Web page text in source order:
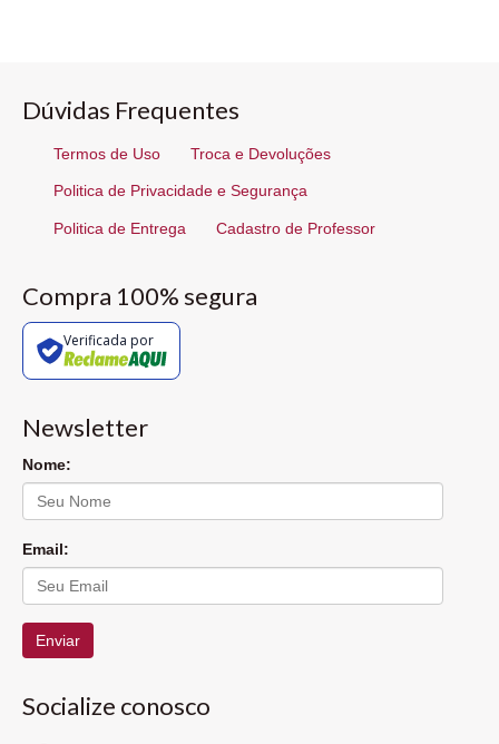
Dúvidas Frequentes
Termos de Uso Troca e Devoluções
Politica de Privacidade e Segurança
Politica de Entrega Cadastro de Professor
Compra 100% segura
Verificada por
Newsletter
Nome:
Email:
Enviar
Socialize conosco